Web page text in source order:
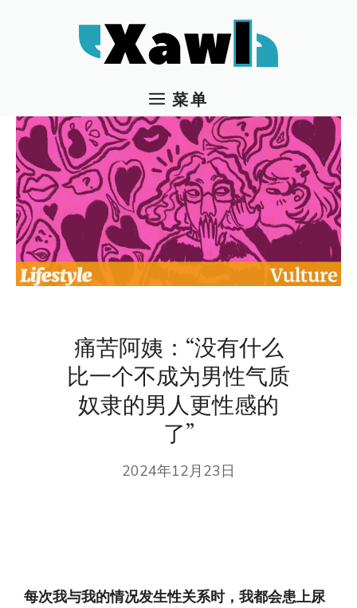
菜单
痛苦阿姨：“没有什么
比一个不成为男性气质
奴隶的男人更性感的
了”
2024年12月23日
每次我与我的情况发生性关系时，我都会患上尿